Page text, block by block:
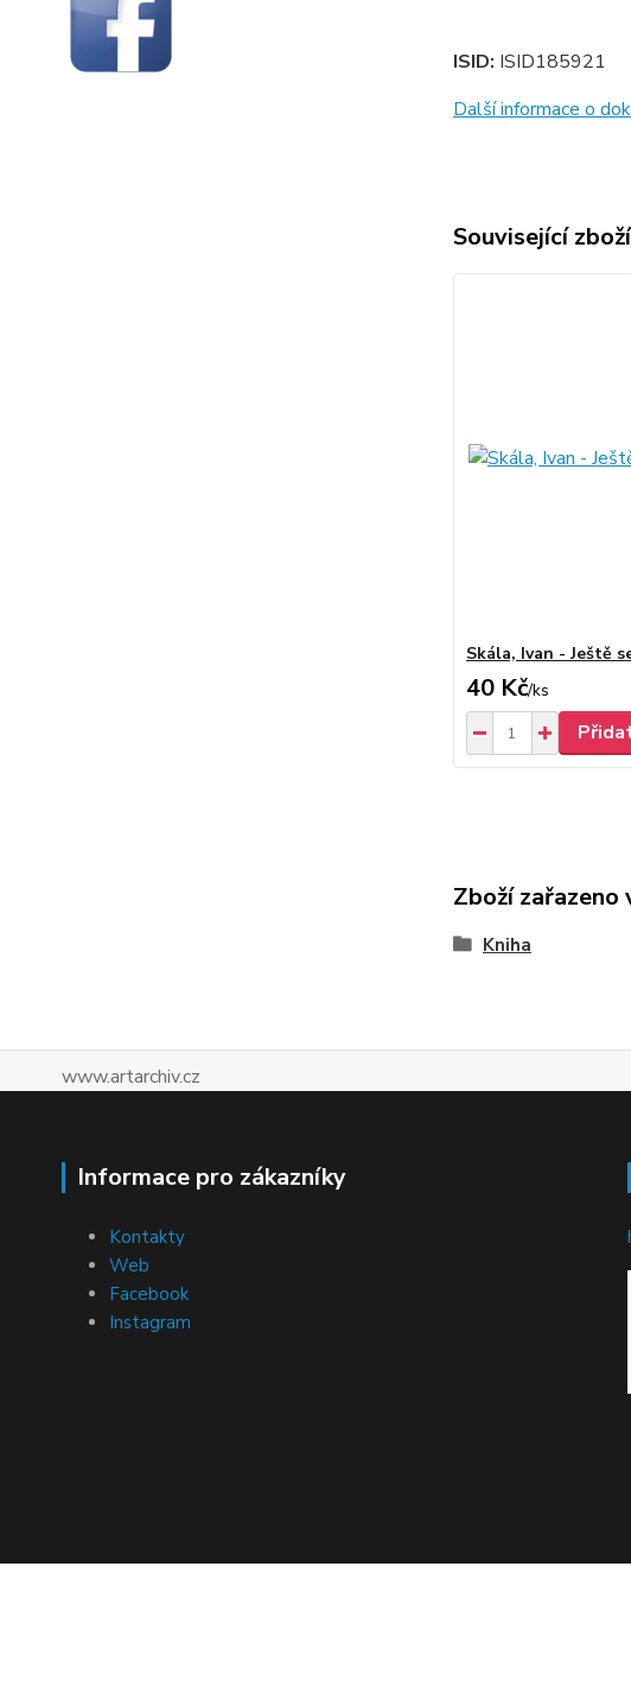
ISID: ISID185921
Další informace o
Související zboží
Skála, Ivan - Ještě
40 Kč/ks
Zboží zařazeno
Kniha
www.artarchiv.cz
Informace pro zákazníky
Kontakty
Web
Facebook
Instagram